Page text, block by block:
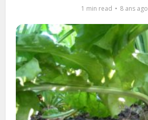
1 min read 8 ans ago